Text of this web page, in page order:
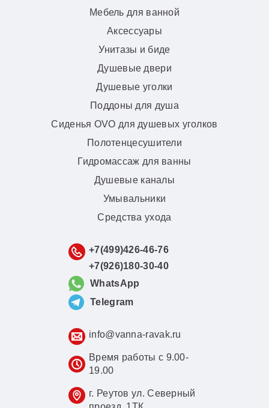
Мебель для ванной
Аксессуары
Унитазы и биде
Душевые двери
Душевые уголки
Поддоны для душа
Сиденья OVO для душевых уголков
Полотенцесушители
Гидромассаж для ванны
Душевые каналы
Умывальники
Средства ухода
+7(499)426-46-76
+7(926)180-30-40
WhatsApp
Telegram
info@vanna-ravak.ru
Время работы с 9.00-
19.00
г. Реутов ул. Северный